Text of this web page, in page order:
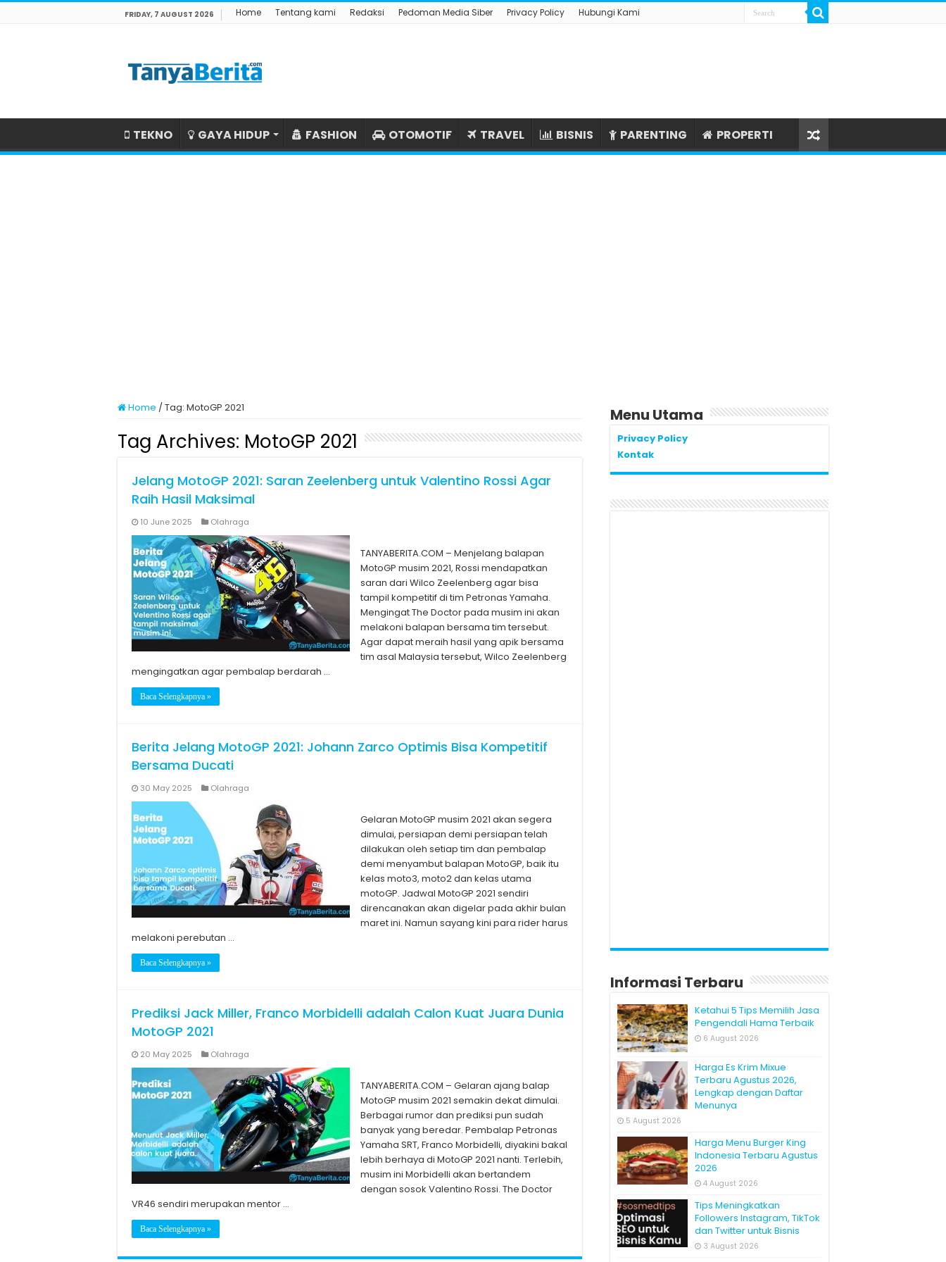
FRIDAY, 7 AUGUST 2026 Home Tentang kami Redaksi Pedoman Media Siber Privacy Policy Hubungi Kami
TEKNO GAYA HIDUP FASHION OTOMOTIF TRAVEL BISNIS PARENTING PROPERTI
Home /Tag: MotoGP 2021
Tag Archives: MotoGP 2021
Jelang MotoGP 2021: Saran Zeelenberg untuk Valentino Rossi Agar
Raih Hasil Maksimal
10 June 2025 Olahraga
TANYABERITA.COM – Menjelang balapan
MotoGP musim 2021, Rossi mendapatkan
saran dari Wilco Zeelenberg agar bisa
tampil kompetitif di tim Petronas Yamaha.
Mengingat The Doctor pada musim ini akan
melakoni balapan bersama tim tersebut.
Agar dapat meraih hasil yang apik bersama
tim asal Malaysia tersebut, Wilco Zeelenberg
mengingatkan agar pembalap berdarah …
Baca Selengkapnya »
Berita Jelang MotoGP 2021: Johann Zarco Optimis Bisa Kompetitif
Bersama Ducati
30 May 2025 Olahraga
Gelaran MotoGP musim 2021 akan segera
dimulai, persiapan demi persiapan telah
dilakukan oleh setiap tim dan pembalap
demi menyambut balapan MotoGP, baik itu
kelas moto3, moto2 dan kelas utama
motoGP. Jadwal MotoGP 2021 sendiri
direncanakan akan digelar pada akhir bulan
maret ini. Namun sayang kini para rider harus
melakoni perebutan …
Baca Selengkapnya »
Prediksi Jack Miller, Franco Morbidelli adalah Calon Kuat Juara Dunia
MotoGP 2021
20 May 2025 Olahraga
TANYABERITA.COM – Gelaran ajang balap
MotoGP musim 2021 semakin dekat dimulai.
Berbagai rumor dan prediksi pun sudah
banyak yang beredar. Pembalap Petronas
Yamaha SRT, Franco Morbidelli, diyakini bakal
lebih berhaya di MotoGP 2021 nanti. Terlebih,
musim ini Morbidelli akan bertandem
dengan sosok Valentino Rossi. The Doctor
VR46 sendiri merupakan mentor …
Baca Selengkapnya »
Menu Utama
Privacy Policy
Kontak
Informasi Terbaru
Ketahui 5 Tips Memilih Jasa
Pengendali Hama Terbaik
6 August 2026
Harga Es Krim Mixue
Terbaru Agustus 2026,
Lengkap dengan Daftar
Menunya
5 August 2026
Harga Menu Burger King
Indonesia Terbaru Agustus
2026
4 August 2026
Tips Meningkatkan
Followers Instagram, TikTok
dan Twitter untuk Bisnis
3 August 2026